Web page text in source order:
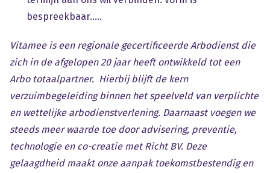
bespreekbaar.....
Vitamee is een regionale gecertificeerde Arbodienst die
zich in de afgelopen 20 jaar heeft ontwikkeld tot een
Arbo totaalpartner. Hierbij blijft de kern
verzuimbegeleiding binnen het speelveld van verplichte
en wettelijke arbodienstverlening. Daarnaast voegen we
steeds meer waarde toe door advisering, preventie,
technologie en co-creatie met Richt BV. Deze
gelaagdheid maakt onze aanpak toekomstbestendig en